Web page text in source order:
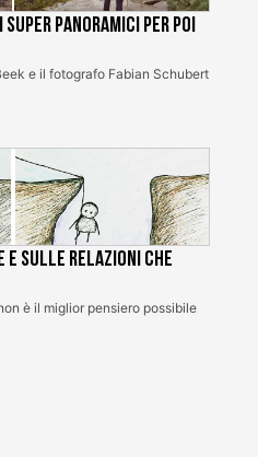
panoramici per poi
e il fotografo Fabian Schubert
e sulle relazioni che
è il miglior pensiero possibile